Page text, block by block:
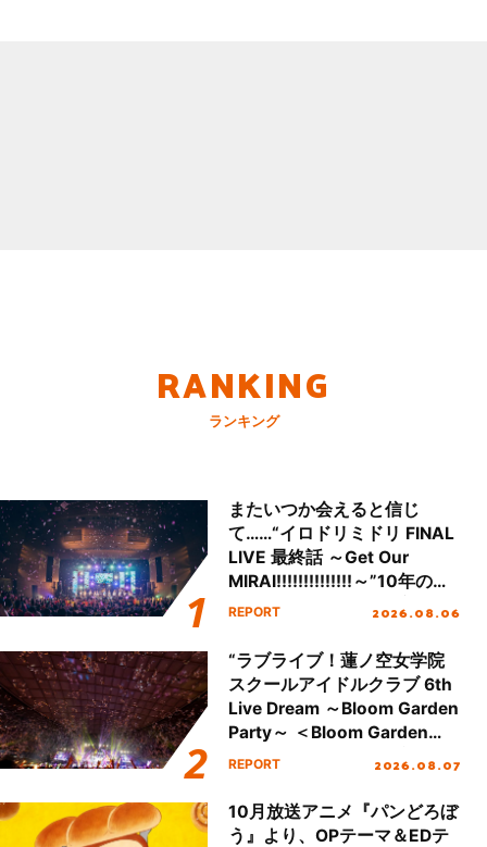
RANKING
ランキング
またいつか会えると信じ
て……“イロドリミドリ FINAL
LIVE 最終話 ～Get Our
MIRAI!!!!!!!!!!!!!!～”10年の活
動を経てファイナルを迎える
REPORT 2026.08.06
“ラブライブ！蓮ノ空女学院
スクールアイドルクラブ 6th
Live Dream ～Bloom Garden
Party～ ＜Bloom Garden
Party Stage／埼玉公演＞”
REPORT 2026.08.07
10月放送アニメ『パンどろぼ
う』より、OPテーマ＆EDテ